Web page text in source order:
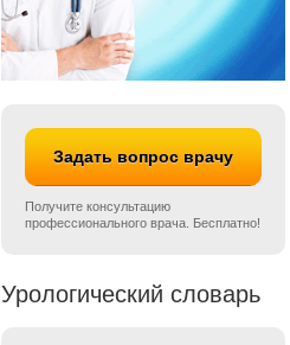
Задать вопрос врачу
Получите консультацию
профессионального врача. Бесплатно!
Урологический словарь